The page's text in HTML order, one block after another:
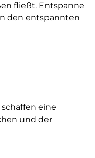
fließt. Entspanne
den entspannten
eine
und der